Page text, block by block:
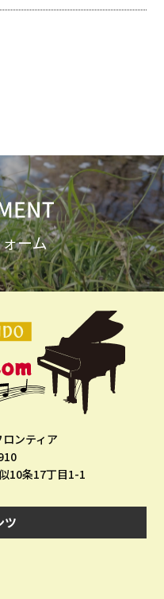
ンティア
10条17丁目1-1
ツ